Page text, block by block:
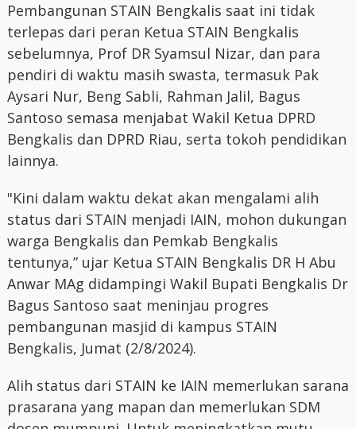
Pembangunan STAIN Bengkalis saat ini tidak
terlepas dari peran Ketua STAIN Bengkalis
sebelumnya, Prof DR Syamsul Nizar, dan para
pendiri di waktu masih swasta, termasuk Pak
Aysari Nur, Beng Sabli, Rahman Jalil, Bagus
Santoso semasa menjabat Wakil Ketua DPRD
Bengkalis dan DPRD Riau, serta tokoh pendidikan
lainnya.
"Kini dalam waktu dekat akan mengalami alih
status dari STAIN menjadi IAIN, mohon dukungan
warga Bengkalis dan Pemkab Bengkalis
tentunya,” ujar Ketua STAIN Bengkalis DR H Abu
Anwar MAg didampingi Wakil Bupati Bengkalis Dr
Bagus Santoso saat meninjau progres
pembangunan masjid di kampus STAIN
Bengkalis, Jumat (2/8/2024).
Alih status dari STAIN ke IAIN memerlukan sarana
prasarana yang mapan dan memerlukan SDM